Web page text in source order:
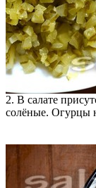
2. В салате
солёные. Огурцы